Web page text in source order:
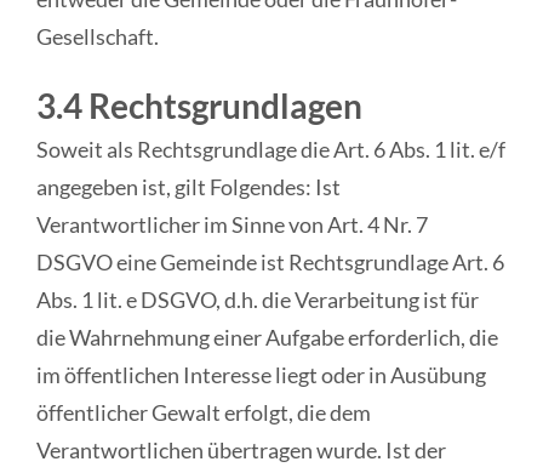
Gesellschaft.
3.4 Rechtsgrundlagen
Soweit als Rechtsgrundlage die Art. 6 Abs. 1 lit. e/f
angegeben ist, gilt Folgendes: Ist
Verantwortlicher im Sinne von Art. 4 Nr. 7
DSGVO eine Gemeinde ist Rechtsgrundlage Art. 6
Abs. 1 lit. e DSGVO, d.h. die Verarbeitung ist für
die Wahrnehmung einer Aufgabe erforderlich, die
im öffentlichen Interesse liegt oder in Ausübung
öffentlicher Gewalt erfolgt, die dem
Verantwortlichen übertragen wurde. Ist der